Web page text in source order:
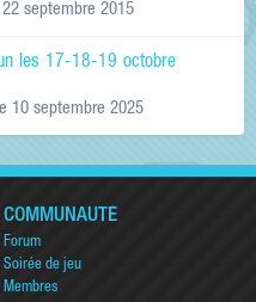
22 septembre 2015
les 17-18-19 octobre
10 septembre 2025
COMMUNAUTÉ
Forum
Soirée de jeu
Membres